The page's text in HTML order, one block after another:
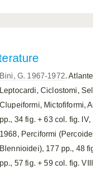
Bini, G. 1967-1972.
Leptocardi, Ciclostomi,
Clupeiformi, Mictofiformi,
pp., 34 fig. + 63 col. fig.
1968, Perciformi
Blennioidei), 177 pp., 48
pp., 57 fig. + 59 col. fig.